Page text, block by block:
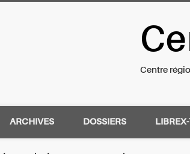
Centre Régional du
Centre
ARCHIVES DOSSIERS